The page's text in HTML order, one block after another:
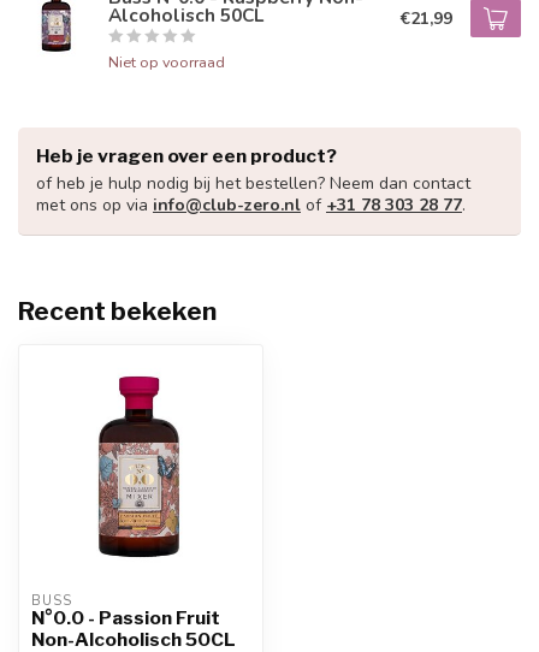
Alcoholisch 50CL
Niet op voorraad
€21,99
Heb je vragen over een product?
of heb je hulp nodig bij het bestellen? Neem dan contact
met ons op via info@club-zero.nl of +31 78 303 28 77.
Recent bekeken
BUSS
N°0.0 - Passion Fruit
Non-Alcoholisch 50CL